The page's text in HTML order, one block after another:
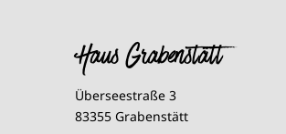
Haus Grabenstätt
Überseestraße 3
83355 Grabenstätt